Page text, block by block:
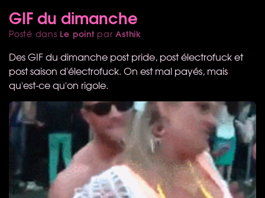
GIF du dimanche
Posté dans Le point parAsthik
DesGIFdu dimanche post pride, post électrofuck et
post saison d'électrofuck. On est mal payés, mais
qu'est-ce qu'on rigole.